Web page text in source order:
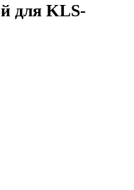
для KLS-